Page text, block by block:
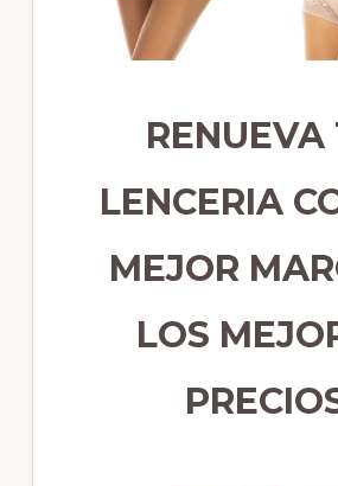
RENUEVA
LENCERIA
MEJOR
LOS